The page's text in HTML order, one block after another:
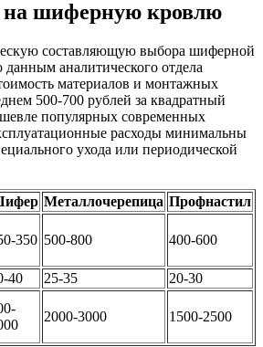
на шиферную кровлю
составляющую выбора шиферной
аналитического отдела
материалов и монтажных
500-700 рублей за квадратный
популярных современных
расходы минимальны
ухода или периодической
Металлочерепица Профнастил
350 500-800 400-600
40 25-35
20-30
2000-3000 1500-2500